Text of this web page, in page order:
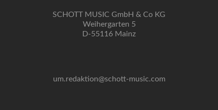
SCHOTT MUSIC GmbH & Co KG
Weihergarten 5
D-55116 Mainz
um.redaktion@schott-music.com